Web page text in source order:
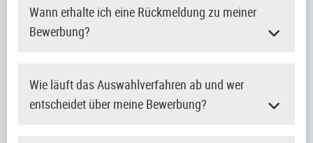
Wann erhalte ich eine Rückmeldung zu meiner
Bewerbung?
Wie läuft das Auswahlverfahren ab und wer
entscheidet über meine Bewerbung?